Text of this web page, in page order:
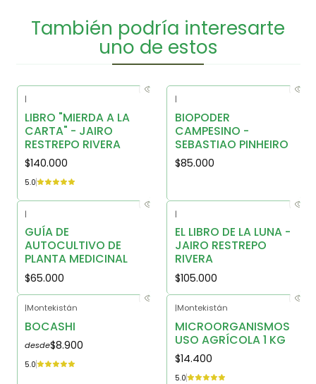
También podría interesarte
uno de estos
|
LIBRO "MIERDA A LA
CARTA" - JAIRO
RESTREPO RIVERA
$140.000
5.0
|
BIOPODER
CAMPESINO -
SEBASTIAO PINHEIRO
$85.000
|
GUÍA DE
AUTOCULTIVO DE
PLANTA MEDICINAL
$65.000
|
EL LIBRO DE LA LUNA -
JAIRO RESTREPO
RIVERA
$105.000
|Montekistán
BOCASHI
desde$8.900
5.0
|Montekistán
MICROORGANISMOS
USO AGRÍCOLA 1 KG
$14.400
5.0